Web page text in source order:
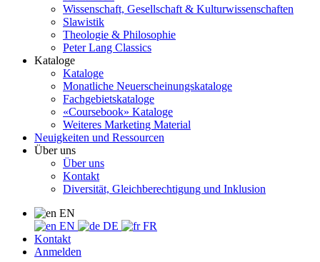
Wissenschaft, Gesellschaft & Kulturwissenschaften
Slawistik
Theologie & Philosophie
Peter Lang Classics
Kataloge
Kataloge
Monatliche Neuerscheinungskataloge
Fachgebietskataloge
«Coursebook» Kataloge
Weiteres Marketing Material
Neuigkeiten und Ressourcen
Über uns
Über uns
Kontakt
Diversität, Gleichberechtigung und Inklusion
EN
EN
DE
FR
Kontakt
Anmelden